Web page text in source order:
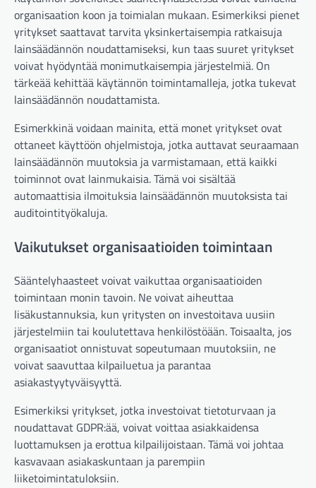
organisaation koon ja toimialan mukaan. Esimerkiksi pienet
yritykset saattavat tarvita yksinkertaisempia ratkaisuja
lainsäädännön noudattamiseksi, kun taas suuret yritykset
voivat hyödyntää monimutkaisempia järjestelmiä. On
tärkeää kehittää käytännön toimintamalleja, jotka tukevat
lainsäädännön noudattamista.
Esimerkkinä voidaan mainita, että monet yritykset ovat
ottaneet käyttöön ohjelmistoja, jotka auttavat seuraamaan
lainsäädännön muutoksia ja varmistamaan, että kaikki
toiminnot ovat lainmukaisia. Tämä voi sisältää
automaattisia ilmoituksia lainsäädännön muutoksista tai
auditointityökaluja.
Vaikutukset organisaatioiden toimintaan
Sääntelyhaasteet voivat vaikuttaa organisaatioiden
toimintaan monin tavoin. Ne voivat aiheuttaa
lisäkustannuksia, kun yritysten on investoitava uusiin
järjestelmiin tai koulutettava henkilöstöään. Toisaalta, jos
organisaatiot onnistuvat sopeutumaan muutoksiin, ne
voivat saavuttaa kilpailuetua ja parantaa
asiakastyytyväisyyttä.
Esimerkiksi yritykset, jotka investoivat tietoturvaan ja
noudattavat GDPR:ää, voivat voittaa asiakkaidensa
luottamuksen ja erottua kilpailijoistaan. Tämä voi johtaa
kasvavaan asiakaskuntaan ja parempiin
liiketoimintatuloksiin.